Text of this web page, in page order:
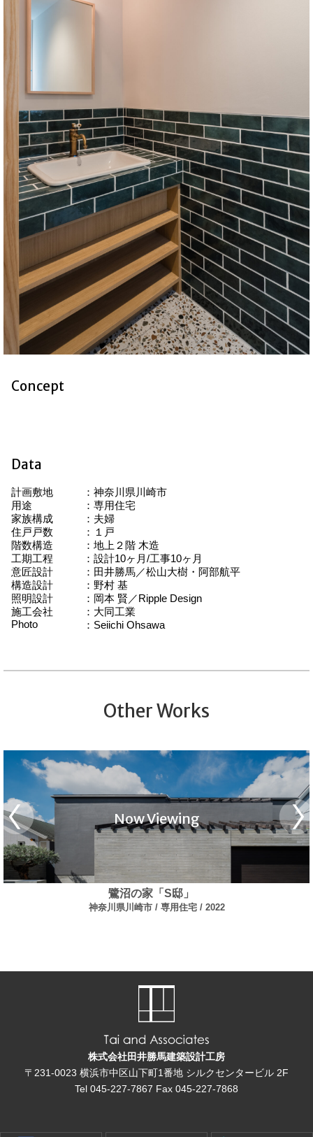
Concept
Data
計画敷地
神奈川県川崎市
用途
専用住宅
家族構成
夫婦
住戸戸数
１戸
階数構造
地上２階 木造
工期工程
設計10ヶ月/工事10ヶ月
意匠設計
田井勝馬／松山大樹・阿部航平
構造設計
野村 基
照明設計
岡本 賢／Ripple Design
施工会社
大同工業
Photo
Seiichi Ohsawa
Other Works
鷺沼の家「S邸」
神奈川県川崎市 専用住宅 2022
株式会社田井勝馬建築設計工房
〒231-0023 横浜市中区山下町1番地 シルクセンタービル 2F
Tel 045-227-7867 Fax 045-227-7868